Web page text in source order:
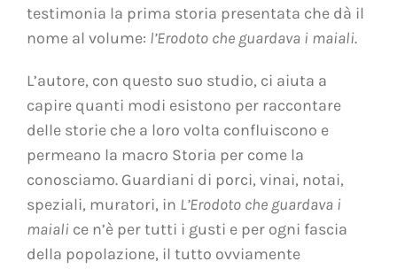
testimonia la prima storia presentata che dà il
nome al volume: l’Erodoto che guardava i maiali.
L’autore, con questo suo studio, ci aiuta a
capire quanti modi esistono per raccontare
delle storie che a loro volta confluiscono e
permeano la macro Storia per come la
conosciamo. Guardiani di porci, vinai, notai,
speziali, muratori, in L’Erodoto che guardava i
maialice n’è per tutti i gusti e per ogni fascia
della popolazione, il tutto ovviamente